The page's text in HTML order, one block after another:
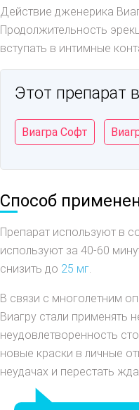
Действие дженерика
Продолжительность
вступать в интимные
Этот препарат
Виагра Софт
Способ
Препарат используют в
используют за 40-60
снизить до 25 мг.
В связи с многолетним
Виагру стали применять
неудовлетворенность
новые краски в личные
неудачах и перестать